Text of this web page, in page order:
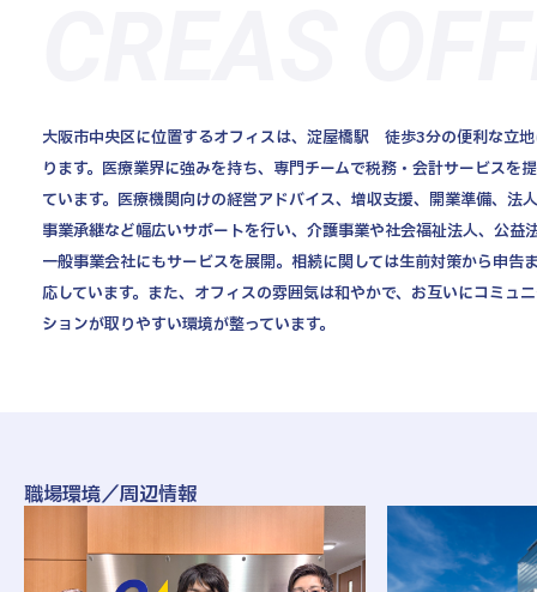
キャリアについて
社風・文化について
拠点情報
東京本社
東京中野本部
埼玉川口本部
大阪本部
神戸三宮本部
福山本部
お知らせ
法人概要
大阪市中央区に位置するオフィスは、淀屋橋駅 徒歩3分の便利な立
ります。医療業界に強みを持ち、専門チームで税務・会計サービスを
ています。医療機関向けの経営アドバイス、増収支援、開業準備、法
事業承継など幅広いサポートを行い、介護事業や社会福祉法人、公益
一般事業会社にもサービスを展開。相続に関しては生前対策から申告
応しています。また、オフィスの雰囲気は和やかで、お互いにコミュ
ションが取りやすい環境が整っています。
職場環境／周辺情報